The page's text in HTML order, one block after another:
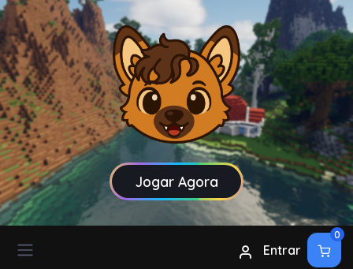
Jogar Agora
Entrar
0